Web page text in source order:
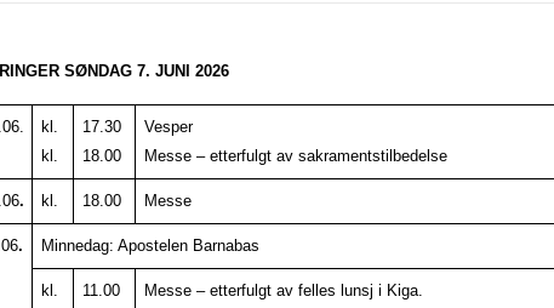
SØNDAG 7. JUNI 2026
kl.
kl.
17.30
18.00
Vesper
Messe – etterfulgt av sakramentstilbedelse
. kl. 18.00 Messe
. Minnedag: Apostelen Barnabas
kl.
11.00
Messe – etterfulgt av felles lunsj i Kiga.